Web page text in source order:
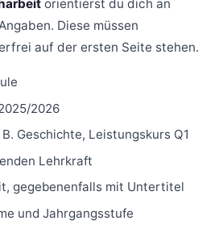
orientierst du dich an
Diese müssen
auf der ersten Seite stehen.
2026
Geschichte, Leistungskurs Q1
Lehrkraft
gegebenenfalls mit Untertitel
und Jahrgangsstufe